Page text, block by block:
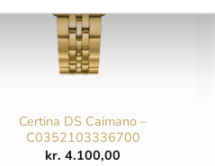
Certina DS Caimano –
C0352103336700
kr. 4.100,00